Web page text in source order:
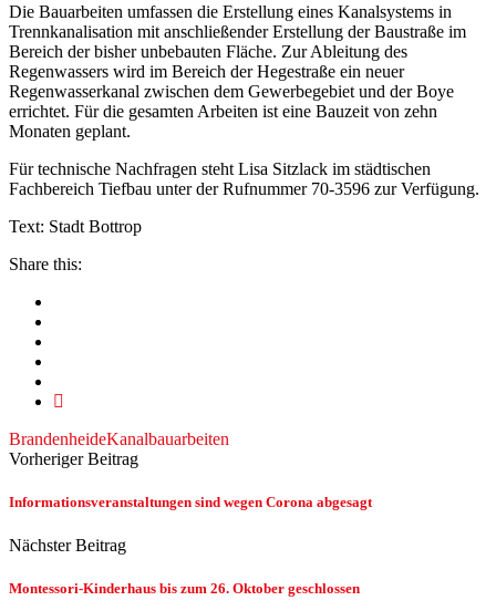
Die Bauarbeiten umfassen die Erstellung eines Kanalsystems in
Trennkanalisation mit anschließender Erstellung der Baustraße im
Bereich der bisher unbebauten Fläche. Zur Ableitung des
Regenwassers wird im Bereich der Hegestraße ein neuer
Regenwasserkanal zwischen dem Gewerbegebiet und der Boye
errichtet. Für die gesamten Arbeiten ist eine Bauzeit von zehn
Monaten geplant.
Für technische Nachfragen steht Lisa Sitzlack im städtischen
Fachbereich Tiefbau unter der Rufnummer 70-3596 zur Verfügung.
Text: Stadt Bottrop
Share this:
BrandenheideKanalbauarbeiten
Vorheriger Beitrag
Informationsveranstaltungen sind wegen Corona abgesagt
Nächster Beitrag
Montessori-Kinderhaus bis zum 26. Oktober geschlossen